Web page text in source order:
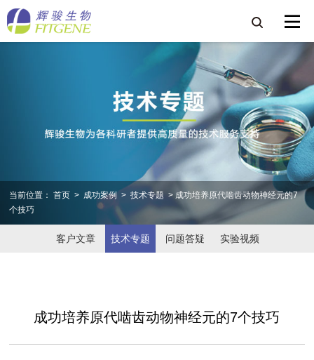
当前位置： 首页 > 成功案例 > 技术专题 > 成功培养原代啮齿动物神经元的7
个技巧
客户文章 技术专题 问题答疑 实验视频
成功培养原代啮齿动物神经元的7个技巧